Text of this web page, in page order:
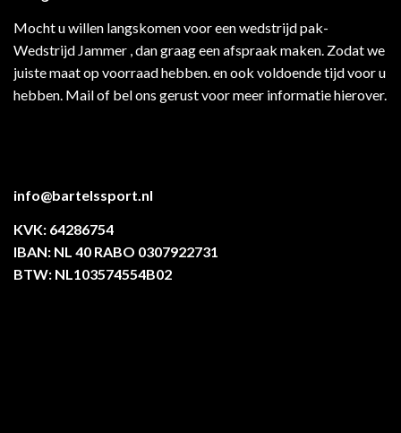
Mocht u willen langskomen voor een wedstrijd pak-
Wedstrijd Jammer , dan graag een afspraak maken. Zodat we
juiste maat op voorraad hebben. en ook voldoende tijd voor u
hebben. Mail of bel ons gerust voor meer informatie hierover.
info@bartelssport.nl
KVK: 64286754
IBAN: NL 40 RABO 0307922731
BTW: NL103574554B02